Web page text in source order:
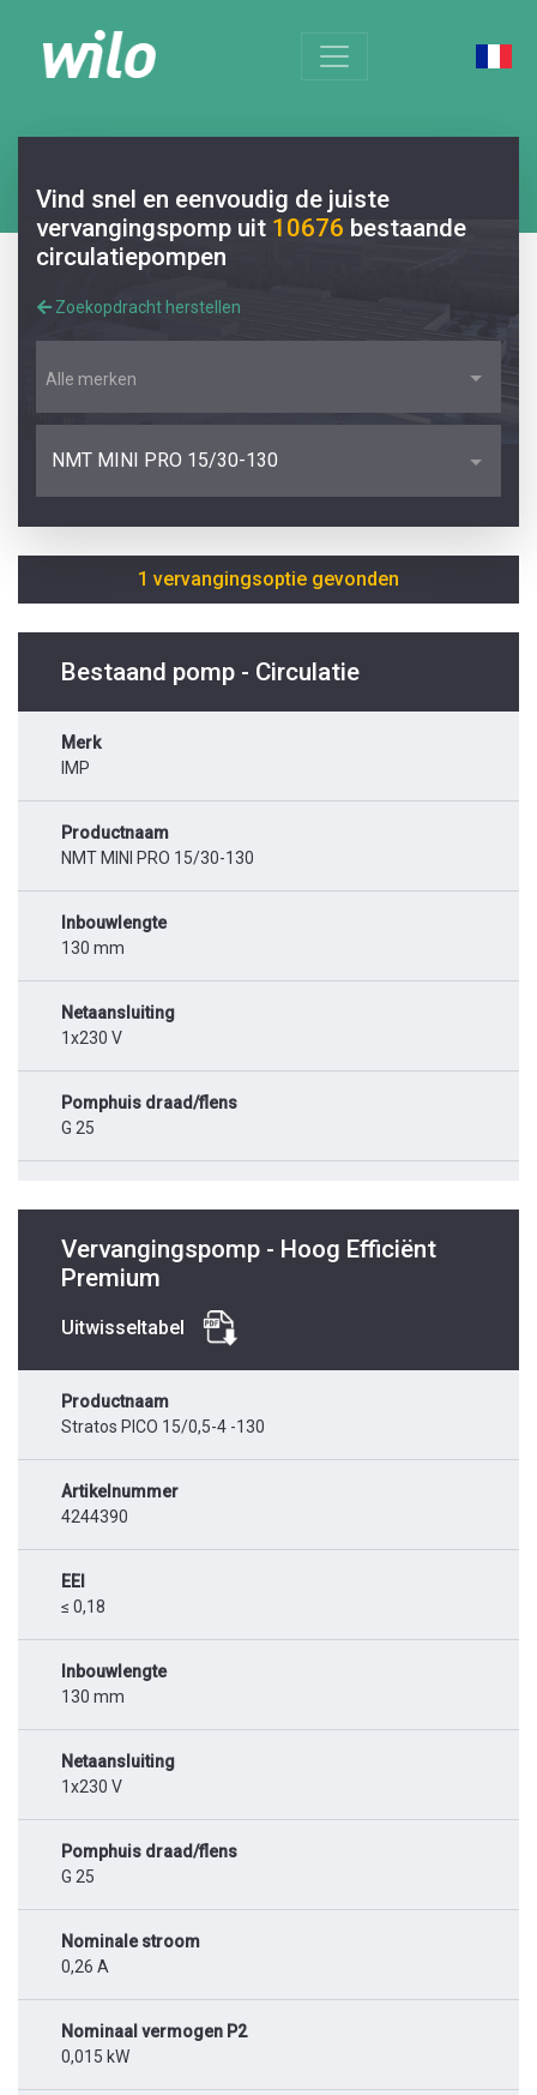
Vind snel en eenvoudig de juiste
vervangingspomp uit 10676 bestaande
circulatiepompen
Zoekopdracht herstellen
Alle merken
NMT MINI PRO 15/30-130
1 vervangingsoptie gevonden
Bestaand pomp - Circulatie
Merk
IMP
Productnaam
NMT MINI PRO 15/30-130
Inbouwlengte
130 mm
Netaansluiting
1x230 V
Pomphuis draad/flens
G 25
Vervangingspomp - Hoog Efficiënt
Premium
Uitwisseltabel
Productnaam
Stratos PICO 15/0,5-4 -130
Artikelnummer
4244390
EEI
≤ 0,18
Inbouwlengte
130 mm
Netaansluiting
1x230 V
Pomphuis draad/flens
G 25
Nominale stroom
0,26 A
Nominaal vermogen P2
0,015 kW